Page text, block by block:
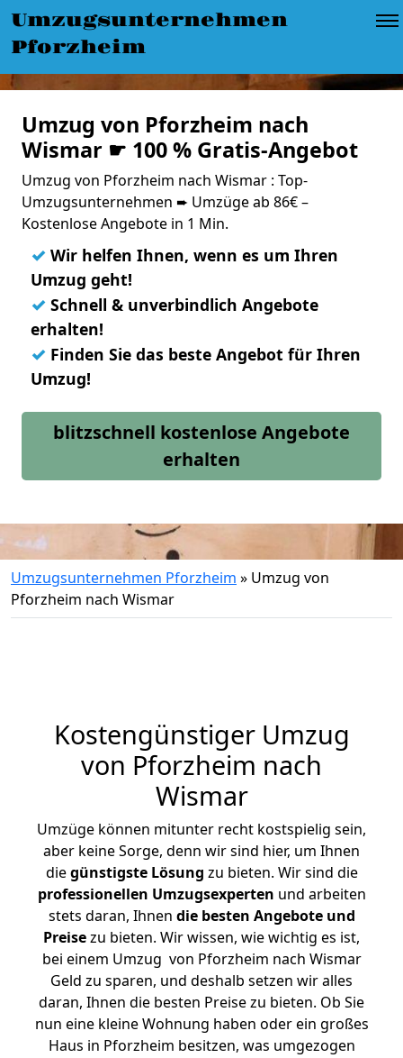
Umzugsunternehmen
Pforzheim
Umzug von Pforzheim nach
Wismar ☛ 100 % Gratis-Angebot
Umzug von Pforzheim nach Wismar : Top-
Umzugsunternehmen ➨ Umzüge ab 86€ –
Kostenlose Angebote in 1 Min.
✓ Wir helfen Ihnen, wenn es um Ihren
Umzug geht!
✓ Schnell & unverbindlich Angebote
erhalten!
✓ Finden Sie das beste Angebot für Ihren
Umzug!
blitzschnell kostenlose Angebote
erhalten
Umzugsunternehmen Pforzheim » Umzug von
Pforzheim nach Wismar
Kostengünstiger Umzug
von Pforzheim nach
Wismar
Umzüge können mitunter recht kostspielig sein,
aber keine Sorge, denn wir sind hier, um Ihnen
diegünstigste Lösung zu bieten. Wir sind die
professionellen Umzugsexperten und arbeiten
stets daran, Ihnen die besten Angebote und
Preisezu bieten. Wir wissen, wie wichtig es ist,
bei einem Umzug von Pforzheim nach Wismar
Geld zu sparen, und deshalb setzen wir alles
daran, Ihnen die besten Preise zu bieten. Ob Sie
nun eine kleine Wohnung haben oder ein großes
Haus in Pforzheim besitzen, was umgezogen